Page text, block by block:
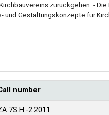
zurückgehen. -
und Gestaltungskonzepte für
number
7S.H.-2.2011